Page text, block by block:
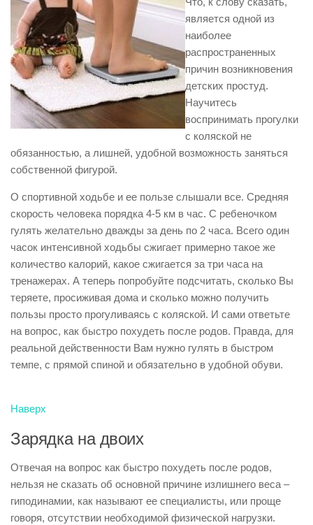
является одной из
наиболее
распространенных
причин возникновения
детских простуд.
Научитесь
воспринимать прогулки
с коляской не
обязанностью, а лишней, удобной возможность заняться
собственной фигурой.
О спортивной ходьбе и ее пользе слышали все. Средняя
скорость человека порядка 4-5 км в час. С ребеночком
гулять желательно дважды за день по 2 часа. Всего один
часок интенсивной ходьбы сжигает примерно такое же
количество калорий, какое сжигается за три часа на
тренажерах. А теперь попробуйте подсчитать, сколько Вы
теряете, просиживая дома и сколько можно получить
пользы просто прогуливаясь с коляской. И сами ответьте
на вопрос, как быстро похудеть после родов. Правда, для
реальной действенности Вам нужно гулять в быстром
темпе, с прямой спиной и обязательно в удобной обуви.
Наверх
Зарядка на двоих
Отвечая на вопрос как быстро похудеть после родов,
нельзя не сказать об основной причине излишнего веса –
гиподинамии, как называют ее специалисты, или проще
говоря, отсутствии необходимой физической нагрузки.